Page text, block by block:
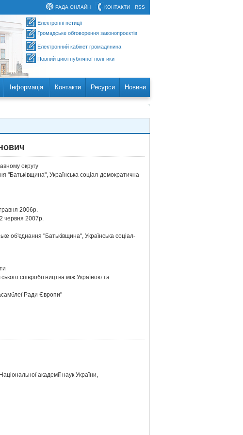
RSS
КОНТАКТИ
РАДА ОНЛАЙН
Електронні петиції
Громадське обговорення законопроєктів
Електронний кабінет громадянина
Повний цикл публічної політики
Інформація Контакти Ресурси Новини
округу
"Батьківщина", Українська соціал-демократична
2006р.
червня 2007р.
об'єднання "Батьківщина", Українська соціал-
співробітництва між Україною та
Ради Європи"
академії наук України,